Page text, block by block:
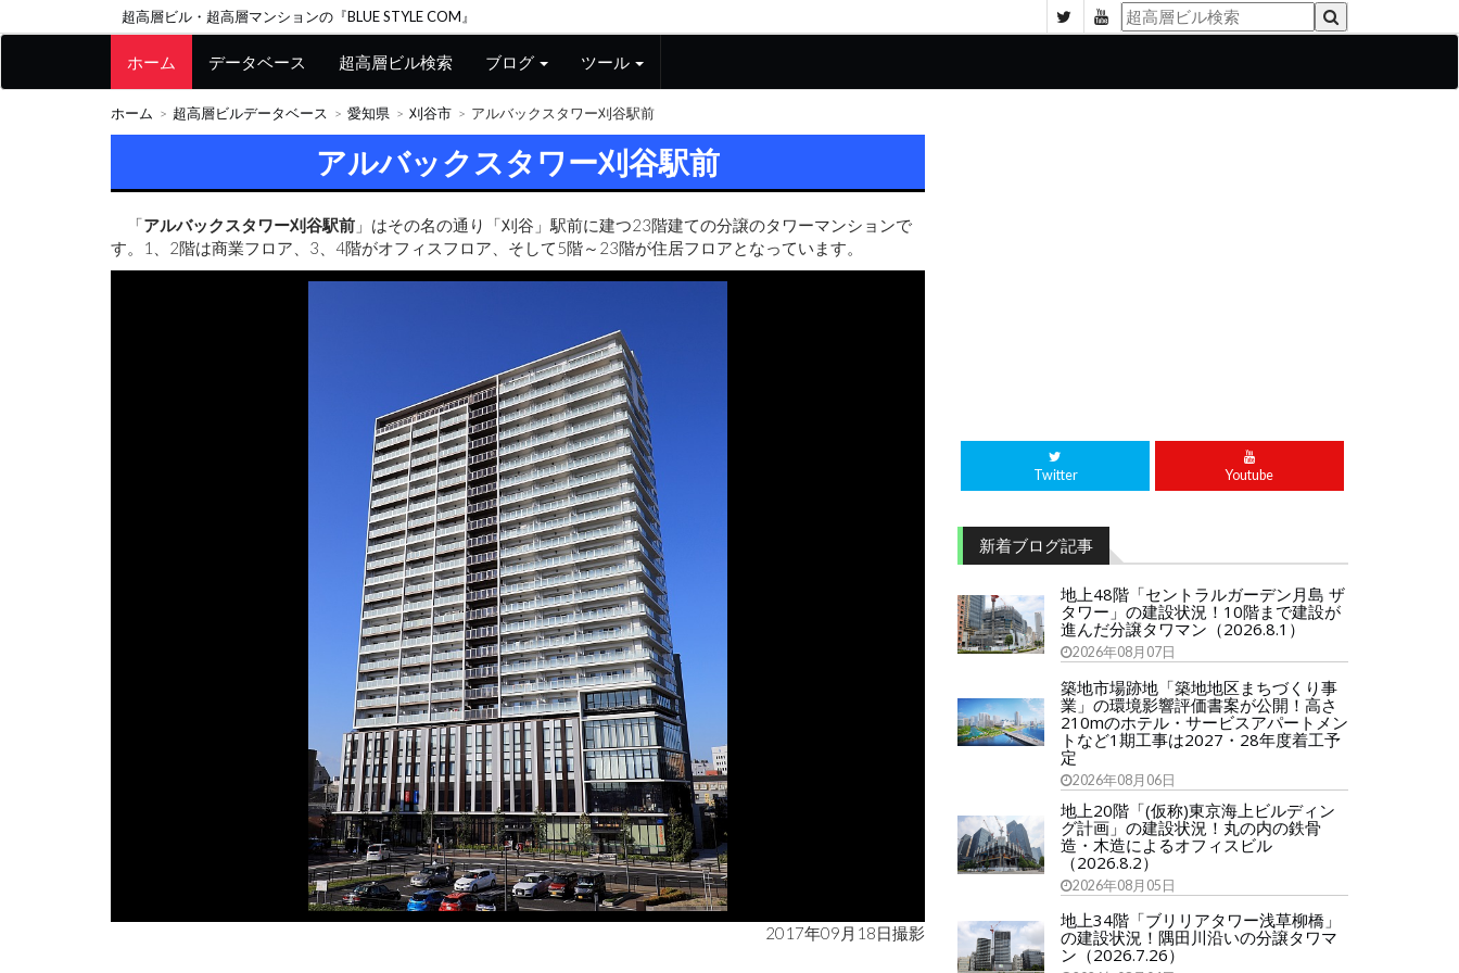
超高層ビル・超高層マンションの『BLUE STYLE COM』
ホーム データベース 超高層ビル検索 ブログ ツール
ホーム 超高層ビルデータベース 愛知県 刈谷市 アルバックスタワー刈谷駅前
アルバックスタワー刈谷駅前
「アルバックスタワー刈谷駅前 」はその名の通り「刈谷」駅前に建つ23階建ての分譲のタワーマンションで
す。1、2階は商業フロア、3、4階がオフィスフロア、そして5階～23階が住居フロアとなっています。
2017年09月18日撮影
Twitter Youtube
新着ブログ記事
地上48階「セントラルガーデン月島 ザ
タワー」の建設状況！10階まで建設が
進んだ分譲タワマン（2026.8.1）
2026年08月07日
築地市場跡地「築地地区まちづくり事
業」の環境影響評価書案が公開！高さ
210mのホテル・サービスアパートメン
トなど1期工事は2027・28年度着工予
定
2026年08月06日
地上20階「(仮称)東京海上ビルディン
グ計画」の建設状況！丸の内の鉄骨
造・木造によるオフィスビル
（2026.8.2）
2026年08月05日
地上34階「ブリリアタワー浅草柳橋」
の建設状況！隅田川沿いの分譲タワマ
ン（2026.7.26）